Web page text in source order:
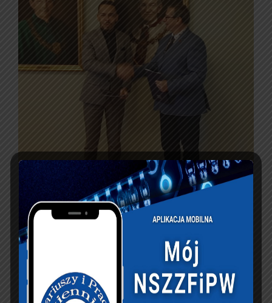
PREVIOUS ARTICLE
Turniej Koszykówki
im. Grzegorza
Zychajło
NEXT ARTICLE
Rzeszowskim